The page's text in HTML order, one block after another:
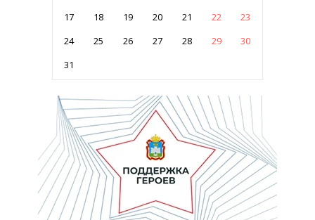
17
18 19 20 21 22
23
24
25 26 27 28 29
30
31